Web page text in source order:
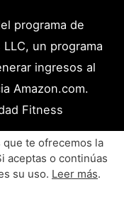
programa de
un programa
ingresos al
Amazon.com.
Fitness
y Condiciones
Artículos
que te ofrecemos la
aceptas o continúas
su uso. Leer más.